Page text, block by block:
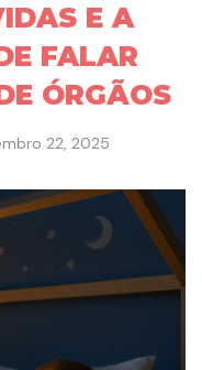
E A
FALAR
ÓRGÃOS
22, 2025